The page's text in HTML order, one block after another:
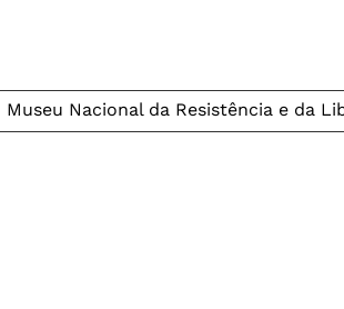
Museu Nacional da Resistência e da